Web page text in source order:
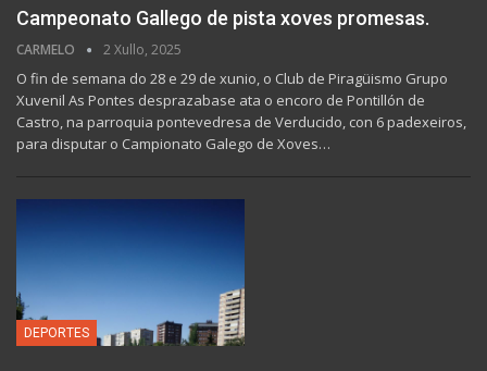
Campeonato Gallego de pista xoves promesas.
CARMELO 2 Xullo, 2025
O fin de semana do 28 e 29 de xunio, o Club de Piragüismo Grupo
Xuvenil As Pontes desprazabase ata o encoro de Pontillón de
Castro, na parroquia pontevedresa de Verducido, con 6 padexeiros,
para disputar o Campionato Galego de Xoves…
DEPORTES